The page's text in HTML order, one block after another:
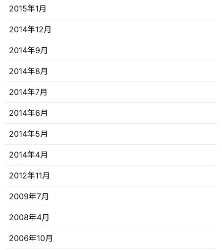
2015年1月
2014年12月
2014年9月
2014年8月
2014年7月
2014年6月
2014年5月
2014年4月
2012年11月
2009年7月
2008年4月
2006年10月